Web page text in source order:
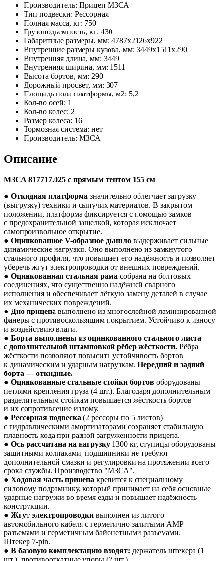
Производитель: Прицеп МЗСА
Тип подвески: Рессорная
Полная масса, кг: 750
Грузоподъемность, кг: 430
Габаритные размеры, мм: 4787x2126x922
Внутренние размеры кузова, мм: 3449x1511x290
Внутренняя длина, мм: 3449
Внутренняя ширина, мм: 1511
Высота бортов, мм: 290
Дорожный просвет, мм: 307
Площадь пола платформы, м2: 5,2
Кол-во осей: 1
Кол-во колес: 2
Размер колеса: 16
Тормозная система: нет
Производитель: МЗСА
Описание
МЗСА 817717.025 с прямым тентом 155 см
● Откидная платформа значительно облегчает загрузку
(выгрузку) техники и сыпучих материалов. В закрытом
положении, платформа фиксируется с помощью замков
с предохранительной защелкой, которая исключает
самопроизвольное открытие.
● Оцинкованное V-образное дышло выдерживает сильные
динамические нагрузки. Оно выполнено из замкнутого
стального профиля, что повышает его надёжность и позволяет
уберечь жгут электропроводки от внешних повреждений.
● Оцинкованная стальная рама собрана на болтовых
соединениях, что существенно надёжней сварного
исполнения и обеспечивает лёгкую замену деталей в случае
их механических повреждений.
● Дно прицепа выполнено из многослойной ламинированной
фанеры с противоскользящим покрытием. Устойчиво к износу
и воздействию влаги.
● Борта выполнены из оцинкованного стального листа
с дополнительной штамповкой рёбер жёсткости. Рёбра
жёсткости позволяют повысить устойчивость бортов
к динамическим и ударным нагрузкам. Передний и задний
борта — откидные.
● Оцинкованные стальные стойки бортов оборудованы
петлями крепления груза (4 шт.). Благодаря дополнительным
разделительным стойкам повышается жёсткость бортов
и их сопротивление излому.
● Рессорная подвеска (2 рессоры по 5 листов)
с гидравлическими амортизаторами сохраняет стабильную
плавность хода при разной загруженности прицепа.
● Ось рассчитана на нагрузку 1300 кг, ступицы оборудованы
защитными колпаками, подшипники не требуют
дополнительной смазки и регулировки на протяжении всего
срока службы. Производство "МЗСА".
● Ходовая часть прицепа крепится к специальному
силовому подрамнику, который принимает на себя основные
ударные нагрузки во время езды и повышает надёжность
конструкции.
● Жгут электропроводки выполнен из литого
автомобильного кабеля с герметично залитыми АМР
разъемами и герметичным байонетными разъемами.
Штекер 7-pin.
● В базовую комплектацию входят: держатель штекера (1